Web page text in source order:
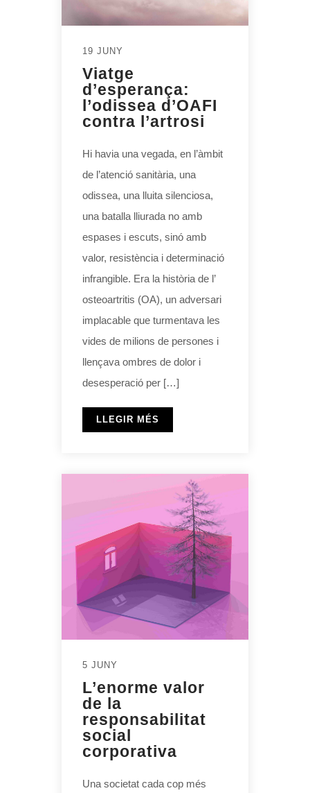
19 JUNY
Viatge
d’esperança:
l’odissea d’OAFI
contra l’artrosi
Hi havia una vegada, en l’àmbit
de l’atenció sanitària, una
odissea, una lluita silenciosa,
una batalla lliurada no amb
espases i escuts, sinó amb
valor, resistència i determinació
infrangible. Era la història de l’
osteoartritis (OA), un adversari
implacable que turmentava les
vides de milions de persones i
llençava ombres de dolor i
desesperació per […]
LLEGIR MÉS
5 JUNY
L’enorme valor
de la
responsabilitat
social
corporativa
Una societat cada cop més